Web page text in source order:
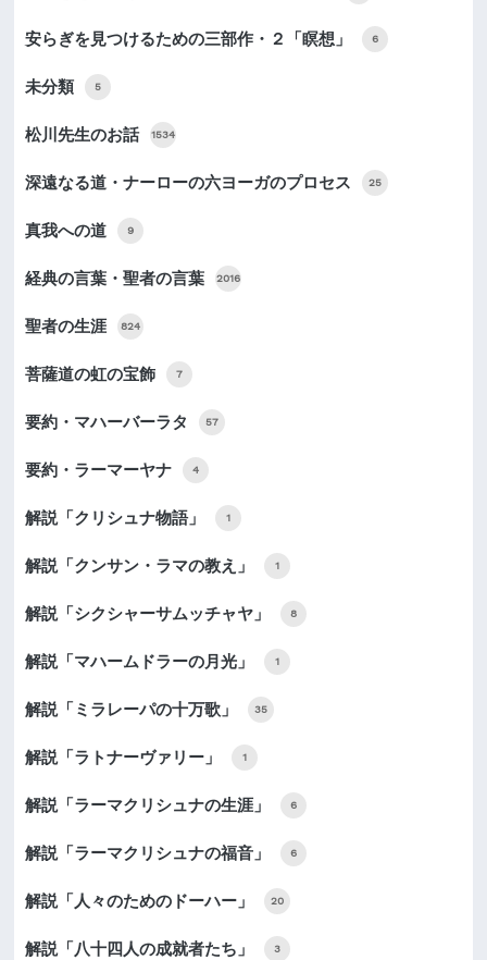
安らぎを見つけるための三部作・２「瞑想」 6
未分類 5
松川先生のお話 1534
深遠なる道・ナーローの六ヨーガのプロセス 25
真我への道 9
経典の言葉・聖者の言葉 2016
聖者の生涯 824
菩薩道の虹の宝飾 7
要約・マハーバーラタ 57
要約・ラーマーヤナ 4
解説「クリシュナ物語」 1
解説「クンサン・ラマの教え」 1
解説「シクシャーサムッチャヤ」 8
解説「マハームドラーの月光」 1
解説「ミラレーパの十万歌」 35
解説「ラトナーヴァリー」 1
解説「ラーマクリシュナの生涯」 6
解説「ラーマクリシュナの福音」 6
解説「人々のためのドーハー」 20
解説「八十四人の成就者たち」 3